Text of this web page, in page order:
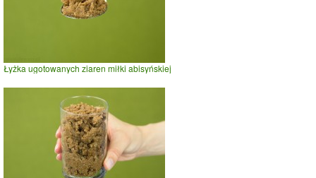
Łyżka ugotowanych ziaren miłki abisyńskiej